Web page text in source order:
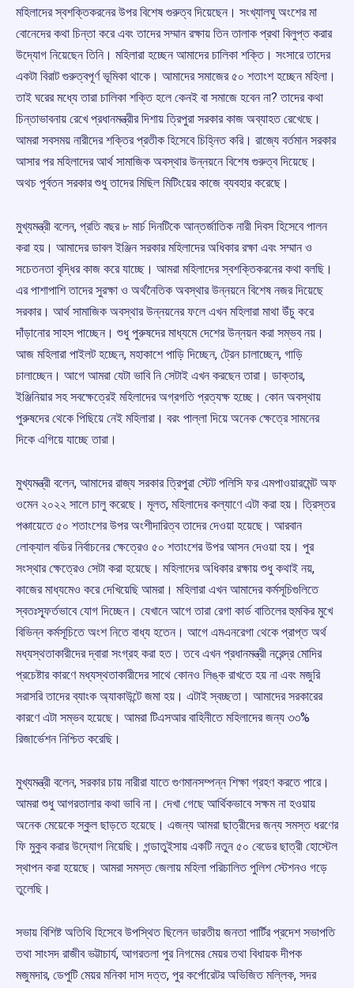
মহিলাদের স্বশক্তিকরনের উপর বিশেষ গুরুত্ব দিয়েছেন। সংখ্যালঘু অংশের মা
বোনেদের কথা চিন্তা করে এবং তাদের সম্মান রক্ষায় তিন তালাক প্রথা বিলুপ্ত করার
উদ্যোগ নিয়েছেন তিনি। মহিলারা হচ্ছেন আমাদের চালিকা শক্তি। সংসারে তাদের
একটা বিরাট গুরুত্বপূর্ণ ভূমিকা থাকে। আমাদের সমাজের ৫০ শতাংশ হচ্ছেন মহিলা।
তাই ঘরের মধ্যে তারা চালিকা শক্তি হলে কেনই বা সমাজে হবেন না? তাদের কথা
চিন্তাভাবনায় রেখে প্রধানমন্ত্রীর দিশায় ত্রিপুরা সরকার কাজ অব্যাহত রেখেছে।
আমরা সবসময় নারীদের শক্তির প্রতীক হিসেবে চিহ্নিত করি। রাজ্যে বর্তমান সরকার
আসার পর মহিলাদের আর্থ সামাজিক অবস্থার উন্নয়নে বিশেষ গুরুত্ব দিয়েছে।
অথচ পূর্বতন সরকার শুধু তাদের মিছিল মিটিংয়ের কাজে ব্যবহার করেছে।
মুখ্যমন্ত্রী বলেন, প্রতি বছর ৮ মার্চ দিনটিকে আন্তর্জাতিক নারী দিবস হিসেবে পালন
করা হয়। আমাদের ডাবল ইঞ্জিন সরকার মহিলাদের অধিকার রক্ষা এবং সম্মান ও
সচেতনতা বৃদ্ধির কাজ করে যাচ্ছে। আমরা মহিলাদের স্বশক্তিকরনের কথা বলছি।
এর পাশাপাশি তাদের সুরক্ষা ও অর্থনৈতিক অবস্থার উন্নয়নে বিশেষ নজর দিয়েছে
সরকার। আর্থ সামাজিক অবস্থার উন্নয়নের ফলে এখন মহিলারা মাথা উঁচু করে
দাঁড়ানোর সাহস পাচ্ছেন। শুধু পুরুষদের মাধ্যমে দেশের উন্নয়ন করা সম্ভব নয়।
আজ মহিলারা পাইলট হচ্ছেন, মহাকাশে পাড়ি দিচ্ছেন, ট্রেন চালাচ্ছেন, গাড়ি
চালাচ্ছেন। আগে আমরা যেটা ভাবি নি সেটাই এখন করছেন তারা। ডাক্তার,
ইঞ্জিনিয়ার সহ সবক্ষেত্রেই মহিলাদের অগ্রগতি প্রত্যক্ষ হচ্ছে। কোন অবস্থায়
পুরুষদের থেকে পিছিয়ে নেই মহিলারা। বরং পাল্লা দিয়ে অনেক ক্ষেত্রে সামনের
দিকে এগিয়ে যাচ্ছে তারা।
মুখ্যমন্ত্রী বলেন, আমাদের রাজ্য সরকার ত্রিপুরা স্টেট পলিসি ফর এমপাওয়ারমেন্ট অফ
ওমেন ২০২২ সালে চালু করেছে। মূলত, মহিলাদের কল্যাণে এটা করা হয়। ত্রিস্তর
পঞ্চায়েতে ৫০ শতাংশের উপর অংশীদারিত্ব তাদের দেওয়া হয়েছে। আরবান
লোক্যাল বডির নির্বাচনের ক্ষেত্রেও ৫০ শতাংশের উপর আসন দেওয়া হয়। পুর
সংস্থার ক্ষেত্রেও সেটা করা হয়েছে। মহিলাদের অধিকার রক্ষায় শুধু কথাই নয়,
কাজের মাধ্যমেও করে দেখিয়েছি আমরা। মহিলারা এখন আমাদের কর্মসূচিগুলিতে
স্বতঃস্ফূর্তভাবে যোগ দিচ্ছেন। যেখানে আগে তারা রেগা কার্ড বাতিলের হুমকির মুখে
বিভিন্ন কর্মসূচিতে অংশ নিতে বাধ্য হতেন। আগে এমএনরেগা থেকে প্রাপ্ত অর্থ
মধ্যস্থতাকারীদের দ্বারা সংগ্রহ করা হত। তবে এখন প্রধানমন্ত্রী নরেন্দ্র মোদির
প্রচেষ্টার কারণে মধ্যস্থতাকারীদের সাথে কোনও লিঙ্ক রাখতে হয় না এবং মজুরি
সরাসরি তাদের ব্যাংক অ্যাকাউন্টে জমা হয়। এটাই স্বচ্ছতা। আমাদের সরকারের
কারণে এটা সম্ভব হয়েছে। আমরা টিএসআর বাহিনীতে মহিলাদের জন্য ৩৩%
রিজার্ভেশন নিশ্চিত করেছি।
মুখ্যমন্ত্রী বলেন, সরকার চায় নারীরা যাতে গুণমানসম্পন্ন শিক্ষা গ্রহণ করতে পারে।
আমরা শুধু আগরতালার কথা ভাবি না। দেখা গেছে আর্থিকভাবে সক্ষম না হওয়ায়
অনেক মেয়েকে স্কুল ছাড়তে হয়েছে। এজন্য আমরা ছাত্রীদের জন্য সমস্ত ধরণের
ফি মুকুব করার উদ্যোগ নিয়েছি। গন্ডাতুইসায় একটি নতুন ৫০ বেডের ছাত্রী হোস্টেল
স্থাপন করা হয়েছে। আমরা সমস্ত জেলায় মহিলা পরিচালিত পুলিশ স্টেশনও গড়ে
তুলেছি।
সভায় বিশিষ্ট অতিথি হিসেবে উপস্থিত ছিলেন ভারতীয় জনতা পার্টির প্রদেশ সভাপতি
তথা সাংসদ রাজীব ভট্টাচার্য, আগরতলা পুর নিগমের মেয়র তথা বিধায়ক দীপক
মজুমদার, ডেপুটি মেয়র মনিকা দাস দত্ত, পুর কর্পোরেটর অভিজিত মল্লিক, সদর